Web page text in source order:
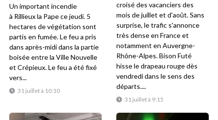
31 juillet à 10:10
Un important incendie
à Rillieux la Pape ce jeudi. 5
hectares de végétation sont
partis en fumée. Le feu a pris
dans après-midi dans la partie
boisée entre la Ville Nouvelle
et Crépieux. Le feu a été fixé
vers...
31 juillet à 9:15
croisé des vacanciers des
mois de juillet et d'août. Sans
surprise, le trafic s'annonce
très dense en France et
notamment en Auvergne-
Rhône-Alpes. Bison Futé
hisse le drapeau rouge dès
vendredi dans le sens des
départs....